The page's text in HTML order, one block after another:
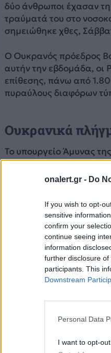
onalert.gr - Do
If you wish to opt-
sensitive
confirm your
continue seeing
information
further disclosure of
participants. This
Downstream
Personal Data
I want to opt-
δύο άνθρωποι έχασαν
τραύματά του στο
σημειώθηκε χθες,
Ο Ουκρανός πρόεδρος
αυτήν την εβδομάδα, οι
επίθεσης, πάνω από
πυραύλους διαφόρων
Ουκρανικά
Το υπουργείο Άμυνας
ουκρανικά μη
της νύχτας.